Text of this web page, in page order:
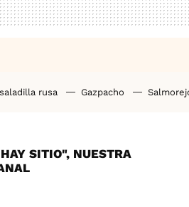
rusa Gazpacho
SITIO", NUESTRA